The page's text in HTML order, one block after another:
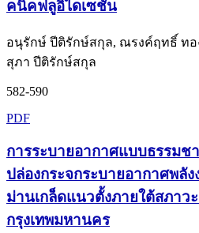
คนิคฟลูอิไดเซชัน
อนุรักษ์ ปีติรักษ์สกุล, ณรงค์ฤทธิ์ ท
สุภา ปีติรักษ์สกุล
582-590
PDF
การระบายอากาศแบบธรรมช
ปล่องกระจกระบายอากาศพลั
ม่านเกล็ดแนวตั้งภายใต้สภา
กรุงเทพมหานคร